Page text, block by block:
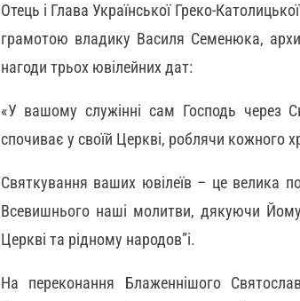
Отець і Глава Української Греко-
грамотою владику Василя Семенюка,
нагоди трьох ювілейних дат:
«У вашому служінні сам Господь через
спочиває у своїй Церкві, роблячи кожного
Святкування ваших ювілеїв – це велика
Всевишнього наші молитви, дякуючи
Церкві та рідному народов”і.
На переконання Блаженнішого